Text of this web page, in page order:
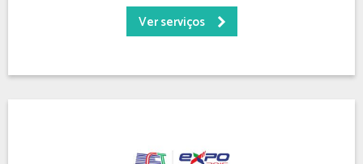
Ver serviços